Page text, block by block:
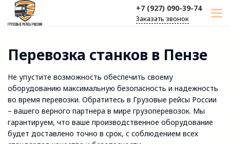
+7 (927) 090-39-74
Заказать звонок
Перевозка станков в Пензе
Не упустите возможность обеспечить своему
оборудованию максимальную безопасность и надежность
во время перевозки. Обратитесь в Грузовые рейсы России
– вашего верного партнера в мире грузоперевозок. Мы
гарантируем, что ваше производственное оборудование
будет доставлено точно в срок, с соблюдением всех